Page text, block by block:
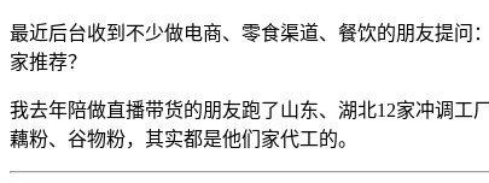
最近后台收到不少做电商、零食渠道、餐饮的朋友提问
家推荐？
我去年陪做直播带货的朋友跑了山东、湖北12家冲调
藕粉、谷物粉，其实都是他们家代工的。